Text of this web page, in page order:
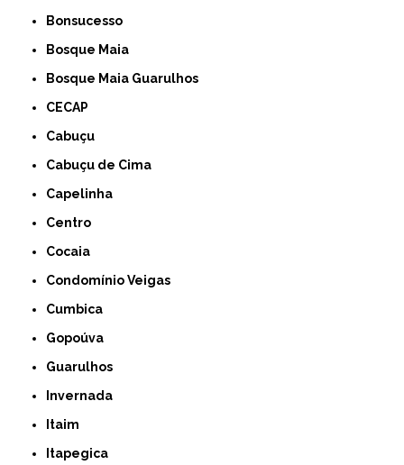
Bonsucesso
Bosque Maia
Bosque Maia Guarulhos
CECAP
Cabuçu
Cabuçu de Cima
Capelinha
Centro
Cocaia
Condomínio Veigas
Cumbica
Gopoúva
Guarulhos
Invernada
Itaim
Itapegica